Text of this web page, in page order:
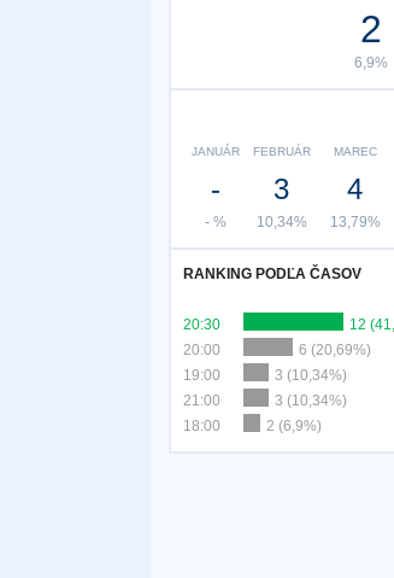
2
6,9%
JANUÁR
-
- %
FEBRUÁR
3
10,34%
MAREC
4
13,79%
RANKING PODĽA ČASOV
20:30
12
20:00
6 (20,69%)
19:00
3 (10,34%)
21:00
3 (10,34%)
18:00
2 (6,9%)